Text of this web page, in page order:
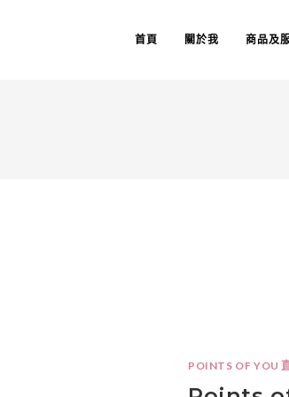
首頁 關於我 商品及
POINTS OF YOU